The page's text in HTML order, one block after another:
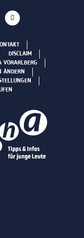
DISCLAIM
VORARLBERG
ÄNDERN